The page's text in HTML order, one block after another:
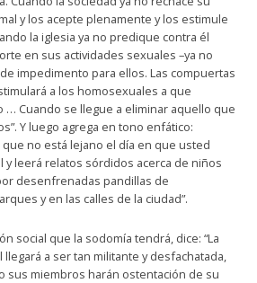
y los acepte plenamente y los estimule
la iglesia ya no predique contra él
en sus actividades sexuales –ya no
impedimento para ellos. Las compuertas
a los homosexuales a que
… Cuando se llegue a eliminar aquello que
Y luego agrega en tono enfático:
que no está lejano el día en que usted
y leerá relatos sórdidos acerca de niños
desenfrenadas pandillas de
y en las calles de la ciudad”.
social que la sodomía tendrá, dice: “La
a ser tan militante y desfachatada,
sus miembros harán ostentación de su